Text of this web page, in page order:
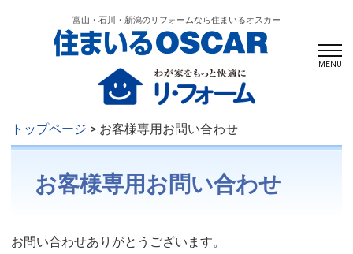
富山・石川・新潟のリフォームなら住まいるオスカー
MENU
トップページ > お客様専用お問い合わせ
お客様専用お問い合わせ
お問い合わせありがとうございます。